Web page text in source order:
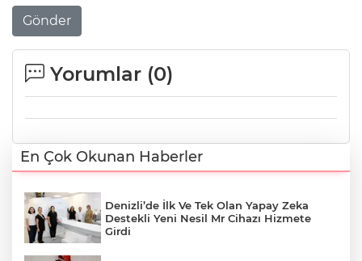
Gönder
Yorumlar (0)
En Çok Okunan Haberler
Denizli’de İlk Ve Tek Olan Yapay Zeka
Destekli Yeni Nesil Mr Cihazı Hizmete
Girdi